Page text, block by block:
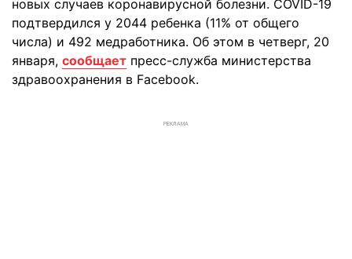
новых случаев коронавирусной болезни. COVID-19
подтвердился у 2044 ребенка (11% от общего
числа) и 492 медработника. Об этом в четверг, 20
января, сообщает пресс-служба министерства
здравоохранения в Facebook.
РЕКЛАМА